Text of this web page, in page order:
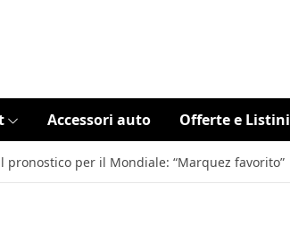
Accessori auto Offerte e Listini
pronostico per il Mondiale: “Marquez favorito”